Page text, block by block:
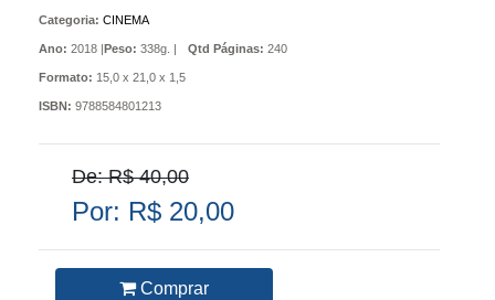
Categoria: CINEMA
Ano: 2018 |Peso: 338g. | Qtd Páginas: 240
Formato: 15,0 x 21,0 x 1,5
ISBN: 9788584801213
De: R$ 40,00
Por: R$ 20,00
Comprar